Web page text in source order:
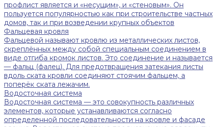
профлист является и «несущим», и «стеновым». Он
пользуется популярностью как при строительстве частных
домов, так и при возведении крупных объектов
Фальцевая кровля
Фальцевой называют кровлю из металлических листов,
скреплённых между собой специальным соединением в
виде отгиба кромок листов. Это соединение и называется
— фальц (фалец). Для предотвращения затекания листы
вдоль ската кровли соединяют стоячим фальцем, а
поперёк ската лежачим.
Водосточная система
Водосточная система — это совокупность различных
элементов, которые устанавливаются согласно
определенной последовательности на кровле и фасаде